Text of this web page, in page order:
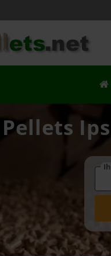
Pellets